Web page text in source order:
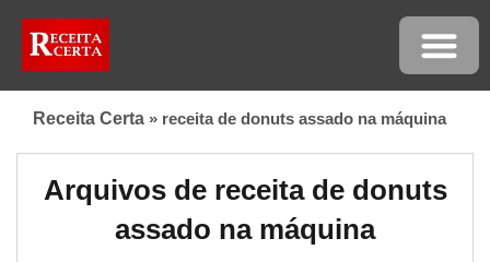
Receita Certa » receita de donuts assado na máquina
Arquivos de receita de donuts
assado na máquina